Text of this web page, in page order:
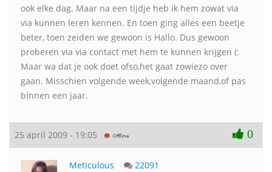
ook elke dag. Maar na een tijdje heb ik hem zowat via
via kunnen leren kennen. En toen ging alles een beetje
beter, toen zeiden we gewoon is Hallo. Dus gewoon
proberen via via contact met hem te kunnen krijgen (:
Maar wa dat je ook doet ofso,het gaat zowiezo over
gaan. Misschien volgende week,volgende maand,of pas
binnen een jaar.
25 april 2009 - 19:05 0
Meticulous 22091